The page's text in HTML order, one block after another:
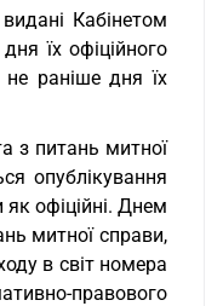
Кабінетом
їх офіційного
раніше дня їх
з питань митної
опублікування
офіційні. Днем
митної справи,
в світ номера
правового